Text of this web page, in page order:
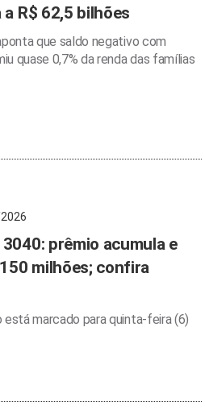
R$ 62,5 bilhões
que saldo negativo com
quase 0,7% da renda das famílias
prêmio acumula e
milhões; confira
marcado para quinta-feira (6)